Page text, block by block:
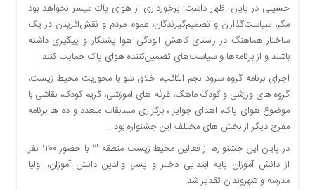
بین
الملل
یادداشت
چند
رسانه
یادداشت
حسينى در پايان اظهار داشت: برخوردارى از هواى پاك میسر نخواهد بود
مگر، سیاست‌گذاران و تصمیم‌گیرندگان، عموم مردم و نقش‌آفرینان در یک
ساختار هماهنگ در راستای کاهش آلودگی هوا پشتکار و پیگیری داشته
باشند و از برنامه‌ها و سیاست‌های تضمین‌کننده هوای پاک حمایت کنند.
اجرای برنامه گروه سرود نجم الثاقب، خلاق شو با محوریت محیط زیست،
گروه های ورزشی و کودک ماهک، غرفه های آموزشی، گریم کودک، نقاشی با
موضوع هوای پاک، اهدای جوایز ، برگزاری مسابقات متعدد و ده ها برنامه
مفرح دیگر از بخش های مختلف این جشنواره بود .
در پایان این جشنواره، از فعالین محیط زیست منطقه ۳ با حضور ۱۲۰۰ نفر
از دانش آموزان پایه ابتدایی دختر و پسر، والدین دانش آموزان، اولیا
مدرسه و شهروندان تقدیر شد.